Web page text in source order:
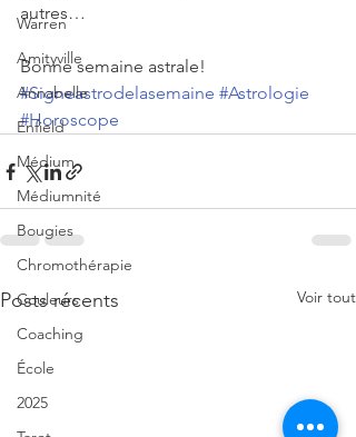
Warren
Amityville
Annabelle
Enfield
Médium
Médiumnité
Bougies
Chromothérapie
Couleurs
Coaching
École
2025
autres…
Bonne semaine astrale!
#Signeastrodelasemaine #Astrologie
#Horoscope
Posts récents Voir tout